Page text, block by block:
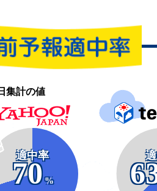
集計の値
適中率
70
%